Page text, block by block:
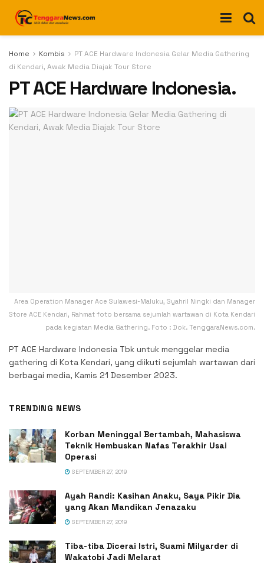
Home Kombis
PT ACE Hardware Indonesia Gelar Media Gathering
di Kendari, Awak Media Diajak Tour Store
PT ACE Hardware Indonesia.
Area Operation Manager Ace Sulawesi-Maluku, Syahril Ningki dan Manager
Store ACE Kendari, Rahmat foto bersama sejumlah wartawan di Kota Kendari
pada kegiatan Media Gathering. Foto : Dok. TenggaraNews.com.
PT ACE Hardware Indonesia Tbk untuk menggelar media
gathering di Kota Kendari, yang diikuti sejumlah wartawan dari
berbagai media, Kamis 21 Desember 2023.
TRENDING NEWS
Korban Meninggal Bertambah, Mahasiswa
Teknik Hembuskan Nafas Terakhir Usai
Operasi
SEPTEMBER 27, 2019
Ayah Randi: Kasihan Anaku, Saya Pikir Dia
yang Akan Mandikan Jenazaku
SEPTEMBER 27, 2019
Tiba-tiba Dicerai Istri, Suami Milyarder di
Wakatobi Jadi Melarat